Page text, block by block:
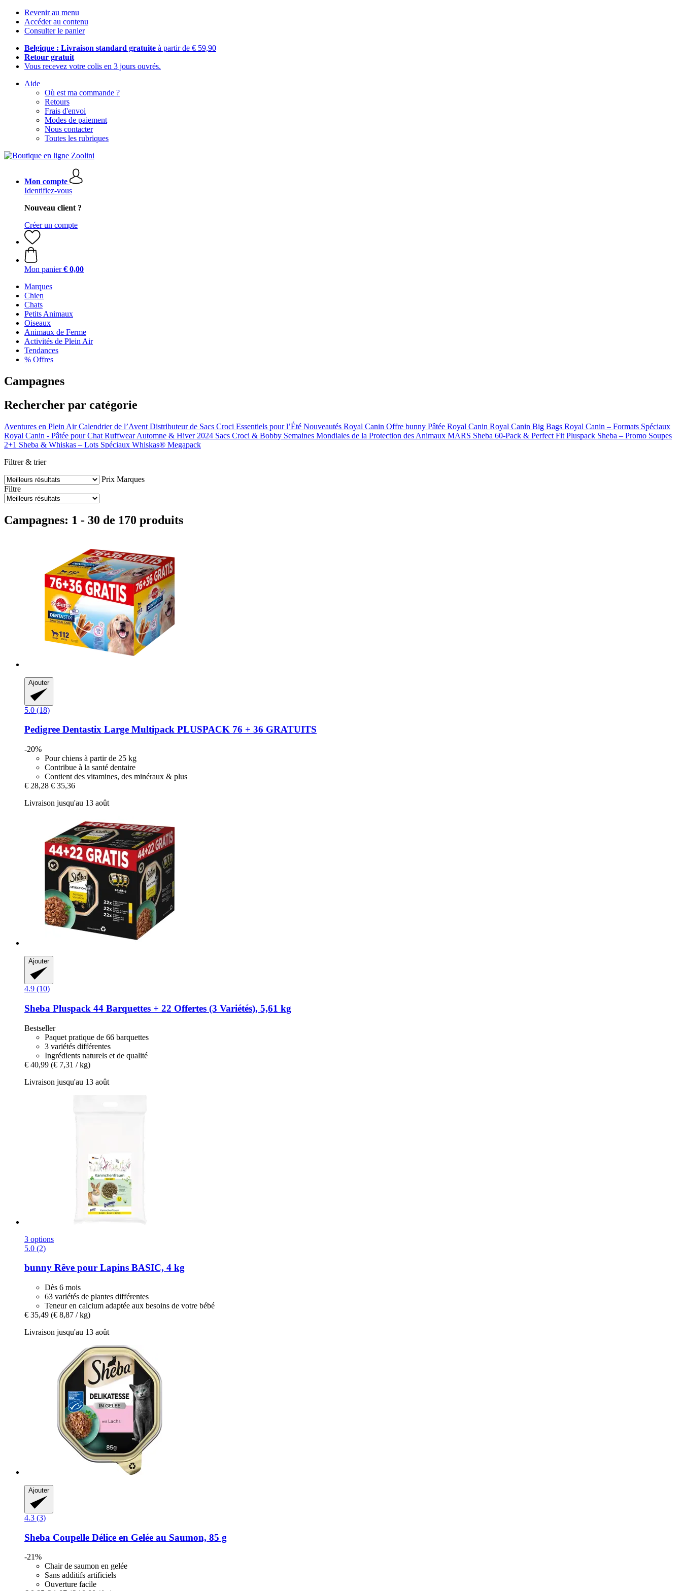
Revenir au menu
Accéder au contenu
Consulter le panier
Belgique : Livraison standard gratuite à partir de € 59,90
Retour gratuit
Vous recevez votre colis en 3 jours ouvrés.
Aide
Où est ma commande ?
Retours
Frais d'envoi
Modes de paiement
Nous contacter
Toutes les rubriques
Mon compte
Identifiez-vous
Nouveau client ?
Créer un compte
Mon panier € 0,00
Marques
Chien
Chats
Petits Animaux
Oiseaux
Animaux de Ferme
Activités de Plein Air
Tendances
% Offres
Campagnes
Rechercher par catégorie
Aventures en Plein Air Calendrier de l’Avent Distributeur de Sacs Croci Essentiels pour l’Été Nouveautés Royal Canin Offre bunny Pâtée Royal Canin Royal Canin Big Bags Royal Canin – Formats Spéciaux
Royal Canin - Pâtée pour Chat Ruffwear Automne & Hiver 2024 Sacs Croci & Bobby Semaines Mondiales de la Protection des Animaux MARS Sheba 60-Pack & Perfect Fit Pluspack Sheba – Promo Soupes
2+1 Sheba & Whiskas – Lots Spéciaux Whiskas® Megapack
Filtrer & trier
Prix Marques
Filtre
Campagnes: 1 - 30 de 170 produits
Ajouter
5.0 (18)
Pedigree Dentastix Large Multipack PLUSPACK 76 + 36 GRATUITS
-20%
Pour chiens à partir de 25 kg
Contribue à la santé dentaire
Contient des vitamines, des minéraux & plus
€ 28,28 € 35,36
Livraison jusqu'au 13 août
Ajouter
4.9 (10)
Sheba Pluspack 44 Barquettes + 22 Offertes (3 Variétés), 5,61 kg
Bestseller
Paquet pratique de 66 barquettes
3 variétés différentes
Ingrédients naturels et de qualité
€ 40,99 (€ 7,31 / kg)
Livraison jusqu'au 13 août
3 options
5.0 (2)
bunny Rêve pour Lapins BASIC, 4 kg
Dès 6 mois
63 variétés de plantes différentes
Teneur en calcium adaptée aux besoins de votre bébé
€ 35,49 (€ 8,87 / kg)
Livraison jusqu'au 13 août
Ajouter
4.3 (3)
Sheba Coupelle Délice en Gelée au Saumon, 85 g
-21%
Chair de saumon en gelée
Sans additifs artificiels
Ouverture facile